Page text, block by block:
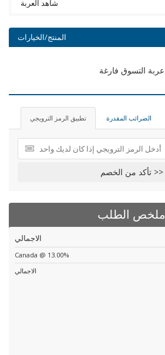
المنتج/الخيارات
عربة التسوق فارغة
تطبيق الرمز الترويجي الضرائب المقدرة
تأكد من الخصم >>
ملخص الطلب
الاجمالي
Canada @ 13.00%
الاجمالي